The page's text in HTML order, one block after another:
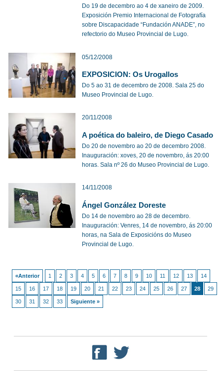
Do 19 de decembro ao 4 de xaneiro de 2009.
Exposición Premio Internacional de Fotografía
sobre Discapacidade “Fundación ANADE”, no
refectorio do Museo Provincial de Lugo.
05/12/2008
EXPOSICION: Os Urogallos
Do 5 ao 31 de decembro de 2008. Sala 25 do
Museo Provincial de Lugo.
20/11/2008
A poética do baleiro, de Diego Casado
Do 20 de novembro ao 20 de decembro 2008.
Inauguración: xoves, 20 de novembro, ás 20:00
horas. Sala nº 26 do Museo Provincial de Lugo.
14/11/2008
Ángel González Doreste
Do 14 de novembro ao 28 de decembro.
Inauguración: Venres, 14 de novembro, ás 20:00
horas, na Sala de Exposicións do Museo
Provincial de Lugo.
«Anterior 1 2 3 4 5 6 7 8 9 10 11 12 13 14
15 16 17 18 19 20 21 22 23 24 25 26 27 28 29
30 31 32 33 Siguiente »